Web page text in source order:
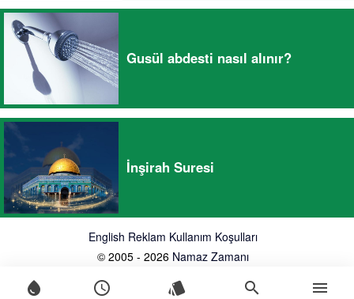
water_drop schedule style search menu
Gusül abdesti nasıl alınır?
İnşirah Suresi
English Reklam Kullanım Koşulları
© 2005 - 2026 Namaz Zamanı